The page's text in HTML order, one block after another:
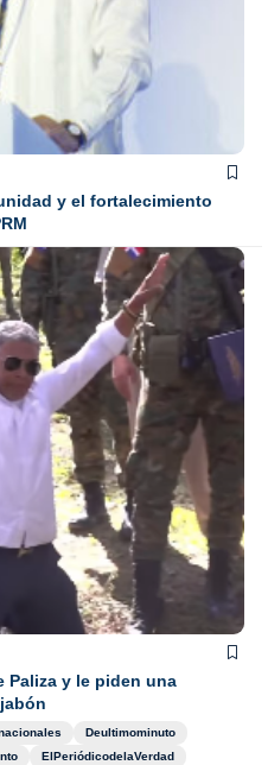
y el fortalecimiento
Paliza y le piden una
Deultimominuto
ElPeriódicodelaVerdad